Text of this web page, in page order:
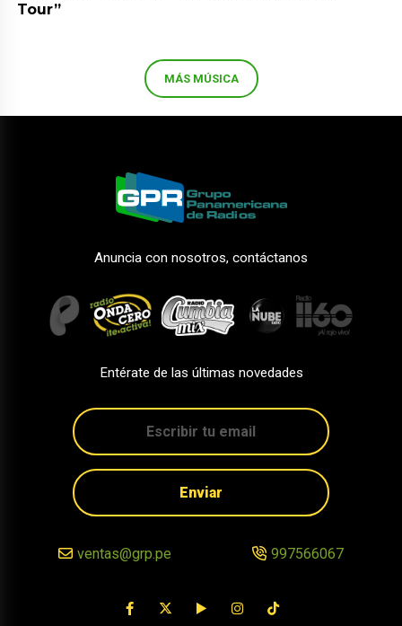
Tour”
MÁS MÚSICA
Anuncia con nosotros, contáctanos
Entérate de las últimas novedades
Enviar
ventas@grp.pe 997566067